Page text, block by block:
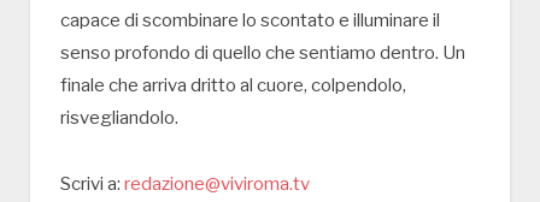
capace di scombinare lo scontato e illuminare il
senso profondo di quello che sentiamo dentro. Un
finale che arriva dritto al cuore, colpendolo,
risvegliandolo.
Scrivi a: redazione@viviroma.tv